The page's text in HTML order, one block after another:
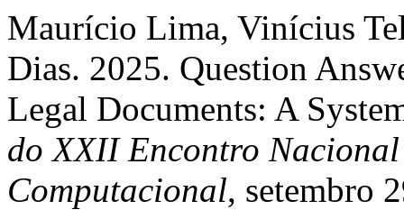
Maurício Lima, Vinícius
Dias. 2025. Question
Legal Documents: A
do XXII Encontro
Computacional, setembro